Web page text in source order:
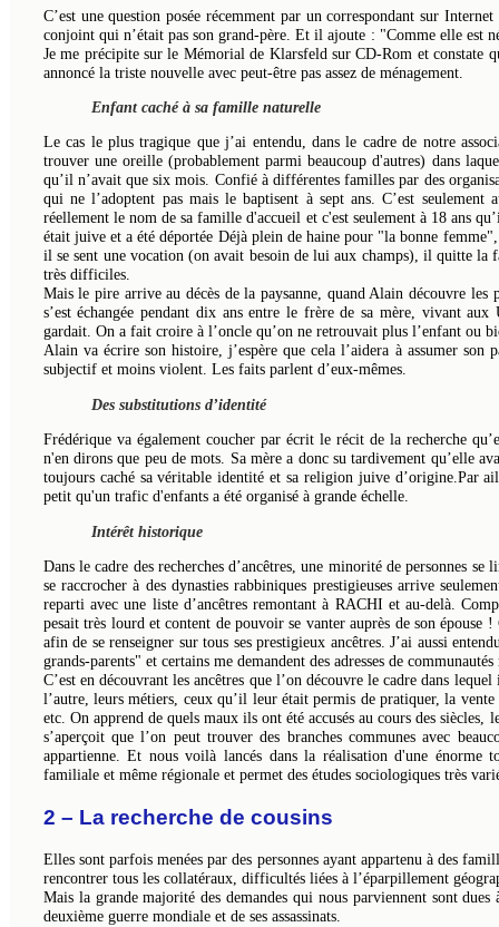
C’est une question posée récemment par un correspondant sur
conjoint qui n’était pas son grand-père. Et il ajoute : "Comme elle est
Je me précipite sur le Mémorial de Klarsfeld sur CD-Rom et constate
annoncé la triste nouvelle avec peut-être pas assez de ménagement.
Enfant caché à sa famille naturelle
Le cas le plus tragique que j’ai entendu, dans le cadre de notre
trouver une oreille (probablement parmi beaucoup d'autres) dans
qu’il n’avait que six mois. Confié à différentes familles par des
qui ne l’adoptent pas mais le baptisent à sept ans. C’est
réellement le nom de sa famille d'accueil et c'est seulement à 18 ans
était juive et a été déportée Déjà plein de haine pour "la bonne
il se sent une vocation (on avait besoin de lui aux champs), il quitte la
très difficiles.
Mais le pire arrive au décès de la paysanne, quand Alain découvre les
s’est échangée pendant dix ans entre le frère de sa mère, vivant
gardait. On a fait croire à l’oncle qu’on ne retrouvait plus l’enfant ou
Alain va écrire son histoire, j’espère que cela l’aidera à assumer
subjectif et moins violent. Les faits parlent d’eux-mêmes.
Des substitutions d’identité
Frédérique va également coucher par écrit le récit de la recherche
n'en dirons que peu de mots. Sa mère a donc su tardivement qu’elle
toujours caché sa véritable identité et sa religion juive d’origine.Par
petit qu'un trafic d'enfants a été organisé à grande échelle.
Intérêt historique
Dans le cadre des recherches d’ancêtres, une minorité de personnes
se raccrocher à des dynasties rabbiniques prestigieuses arrive
reparti avec une liste d’ancêtres remontant à RACHI et au-delà.
pesait très lourd et content de pouvoir se vanter auprès de son épouse
afin de se renseigner sur tous ses prestigieux ancêtres. J’ai aussi
grands-parents" et certains me demandent des adresses de
C’est en découvrant les ancêtres que l’on découvre le cadre dans
l’autre, leurs métiers, ceux qu’il leur était permis de pratiquer, la
etc. On apprend de quels maux ils ont été accusés au cours des
s’aperçoit que l’on peut trouver des branches communes avec
appartienne. Et nous voilà lancés dans la réalisation d'une énorme
familiale et même régionale et permet des études sociologiques très
2 – La recherche de cousins
Elles sont parfois menées par des personnes ayant appartenu à des
rencontrer tous les collatéraux, difficultés liées à l’éparpillement
Mais la grande majorité des demandes qui nous parviennent sont
deuxième guerre mondiale et de ses assassinats.